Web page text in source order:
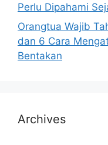
Perlu Dipahami
Orangtua Wajib
dan 6 Cara
Bentakan
Archives